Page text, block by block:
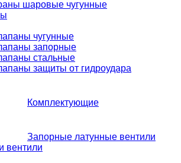
шаровые чугунные
чугунные
запорные
стальные
защиты от гидроудара
Комплектующие
Запорные латунные вентили
вентили